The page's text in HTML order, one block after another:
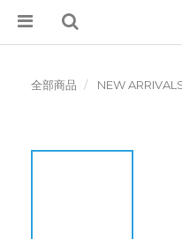
全部商品 NEW